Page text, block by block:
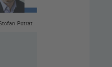
Petrat